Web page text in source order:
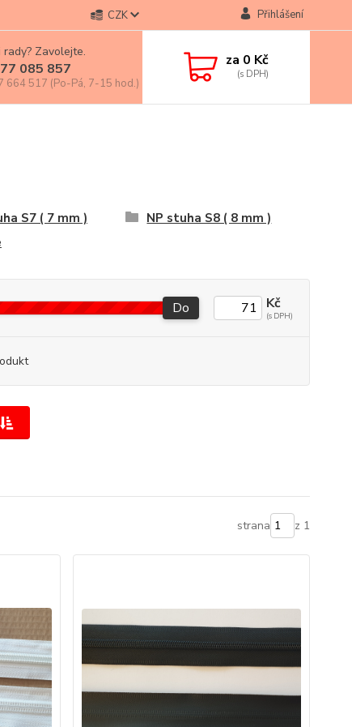
CZK Přihlášení
Zavolejte.
085 857
664 517 (Po-Pá, 7-15 hod.)
za 0 Kč
S7 ( 7 mm )
NP stuha S8 ( 8 mm )
Do Kč
strana z 1